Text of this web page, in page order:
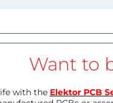
Want to
with the Elektor PCB